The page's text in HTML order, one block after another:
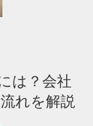
は？会社
れを解説